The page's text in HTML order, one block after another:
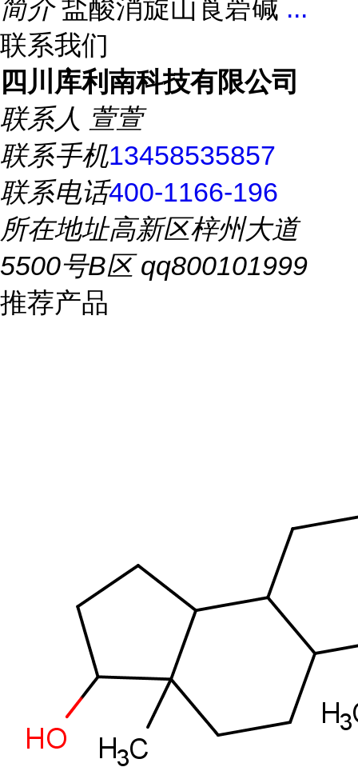
简介 盐酸消旋山莨菪碱 ...
联系我们
四川库利南科技有限公司
联系人 萱萱
联系手机13458535857
联系电话400-1166-196
所在地址高新区梓州大道
5500号B区 qq800101999
推荐产品